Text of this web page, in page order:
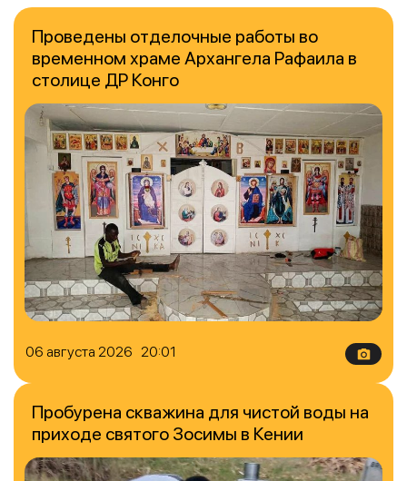
06 августа 2026 20:01
Проведены отделочные работы во
временном храме Архангела Рафаила в
столице ДР Конго
Пробурена скважина для чистой воды на
приходе святого Зосимы в Кении